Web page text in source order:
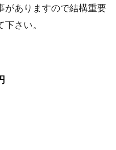
がありますので結構重要
さい。